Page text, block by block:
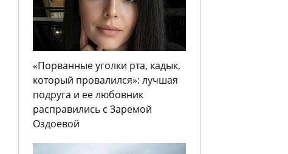
«Порванные уголки рта, кадык,
который провалился»: лучшая
подруга и ее любовник
расправились с Заремой
Оздоевой